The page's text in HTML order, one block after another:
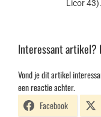
Licor 43).
Interessant artikel?
Vond je dit artikel
een reactie achter.
Facebook